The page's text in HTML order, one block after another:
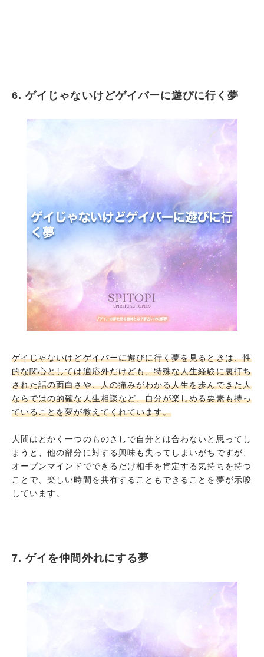
6. ゲイじゃないけどゲイバーに遊びに行く夢
ゲイじゃないけどゲイバーに遊びに行く夢を見るときは、性
的な関心としては適応外だけども、特殊な人生経験に裏打ち
された話の面白さや、人の痛みがわかる人生を歩んできた人
ならではの的確な人生相談など、自分が楽しめる要素も持っ
ていることを夢が教えてくれています。
人間はとかく一つのものさしで自分とは合わないと思ってし
まうと、他の部分に対する興味も失ってしまいがちですが、
オープンマインドでできるだけ相手を肯定する気持ちを持つ
ことで、楽しい時間を共有することもできることを夢が示唆
しています。
7. ゲイを仲間外れにする夢